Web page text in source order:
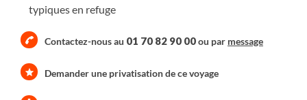
typiques en refuge
Contactez-nous au 01 70 82 90 00ou par message
Demander une privatisation de ce voyage